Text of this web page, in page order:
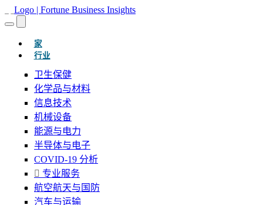
家(当前的)
行业
卫生保健
化学品与材料
信息技术
机械设备
能源与电力
半导体与电子
COVID-19 分析
专业服务
航空航天与国防
汽车与运输